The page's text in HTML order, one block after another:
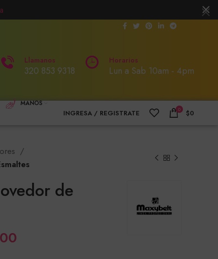
Llamanos
320 853 9318
Horarios
Lun a Sab 10am - 4pm
MANOS
INGRESA / REGISTRATE 0 $0
de